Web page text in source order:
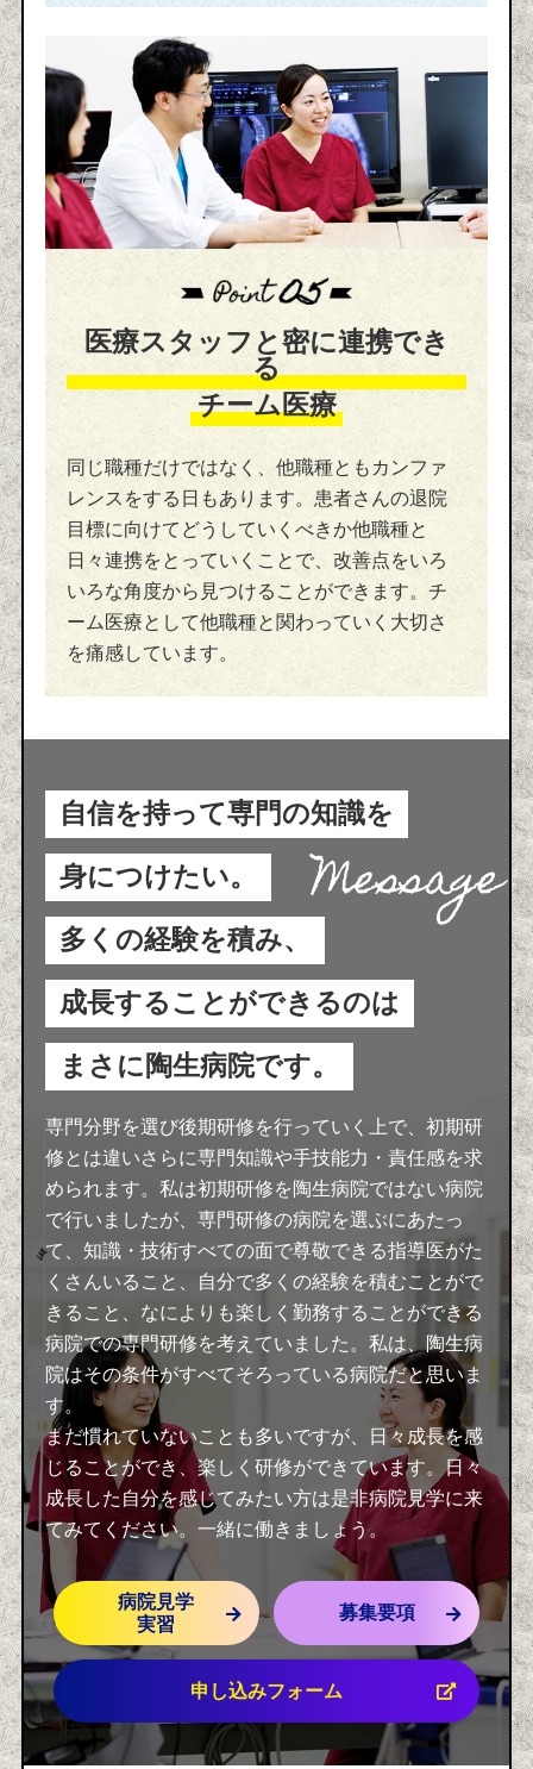
医療スタッフと密に連携でき
る
チーム医療
同じ職種だけではなく、他職種ともカンファ
レンスをする日もあります。患者さんの退院
目標に向けてどうしていくべきか他職種と
日々連携をとっていくことで、改善点をいろ
いろな角度から見つけることができます。チ
ーム医療として他職種と関わっていく大切さ
を痛感しています。
自信を持って専門の知識を
身につけたい。
多くの経験を積み、
成長することができるのは
まさに陶生病院です。
専門分野を選び後期研修を行っていく上で、初期研
修とは違いさらに専門知識や手技能力・責任感を求
められます。私は初期研修を陶生病院ではない病院
で行いましたが、専門研修の病院を選ぶにあたっ
て、知識・技術すべての面で尊敬できる指導医がた
くさんいること、自分で多くの経験を積むことがで
きること、なによりも楽しく勤務することができる
病院での専門研修を考えていました。私は、陶生病
院はその条件がすべてそろっている病院だと思いま
す。
まだ慣れていないことも多いですが、日々成長を感
じることができ、楽しく研修ができています。日々
成長した自分を感じてみたい方は是非病院見学に来
てみてください。一緒に働きましょう。
病院見学
実習
募集要項
申し込みフォーム